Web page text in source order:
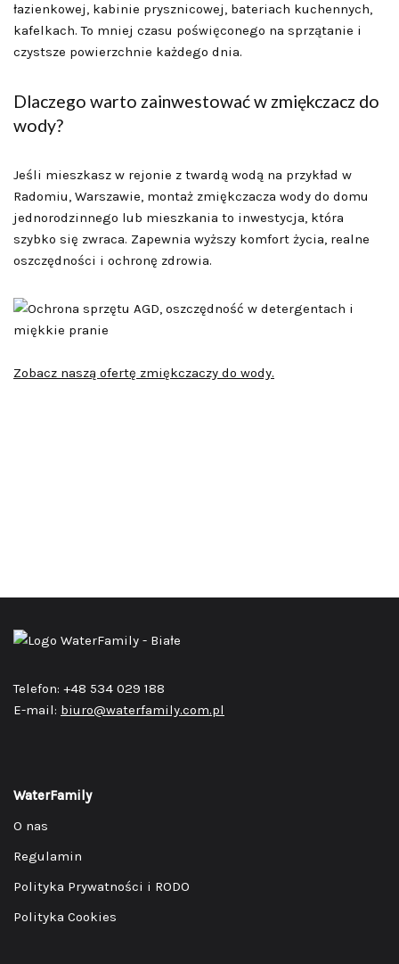
łazienkowej, kabinie prysznicowej, bateriach kuchennych,
kafelkach. To mniej czasu poświęconego na sprzątanie i
czystsze powierzchnie każdego dnia.
Dlaczego warto zainwestować w zmiękczacz do
wody?
Jeśli mieszkasz w rejonie z twardą wodą na przykład w
Radomiu, Warszawie, montaż zmiękczacza wody do domu
jednorodzinnego lub mieszkania to inwestycja, która
szybko się zwraca. Zapewnia wyższy komfort życia, realne
oszczędności i ochronę zdrowia.
Zobacz naszą ofertę zmiękczaczy do wody.
Telefon: +48 534 029 188
E-mail: biuro@waterfamily.com.pl
WaterFamily
O nas
Regulamin
Polityka Prywatności i RODO
Polityka Cookies